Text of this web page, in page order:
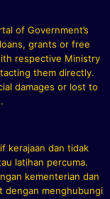
of Government’s
grants or free
respective Ministry
them directly.
damages or lost to
kerajaan dan tidak
latihan percuma.
kementerian dan
dengan menghubungi